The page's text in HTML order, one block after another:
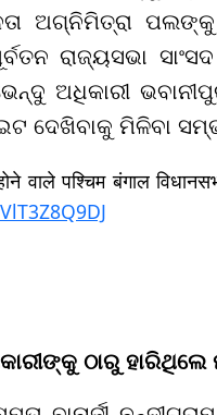
ଅଗ୍ନିମିତ୍ରା
ରାଜ୍ୟସଭା ସାଂସଦ
ଅଧିକାରୀ
ଦେଖିବାକୁ ମିଳିବା
वाले पश्चिम बंगाल
ଠାରୁ ହାରିଥିଲେ